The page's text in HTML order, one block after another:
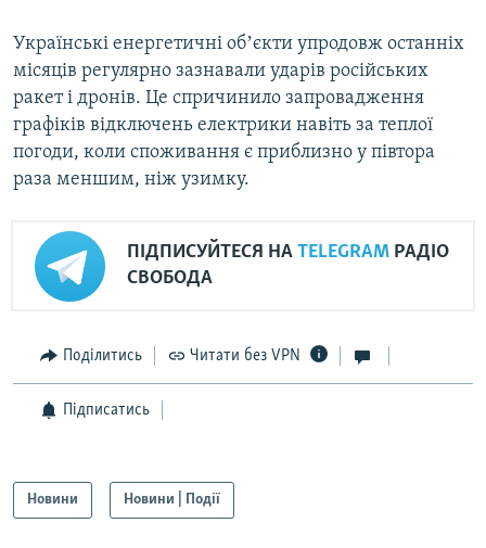
Українські енергетичні обʼєкти упродовж останніх
місяців регулярно зазнавали ударів російських
ракет і дронів. Це спричинило запровадження
графіків відключень електрики навіть за теплої
погоди, коли споживання є приблизно у півтора
раза меншим, ніж узимку.
ПІДПИСУЙТЕСЯ НА TELEGRAM РАДІО
СВОБОДА
Поділитись Читати без VPN
Підписатись
Новини Новини | Події